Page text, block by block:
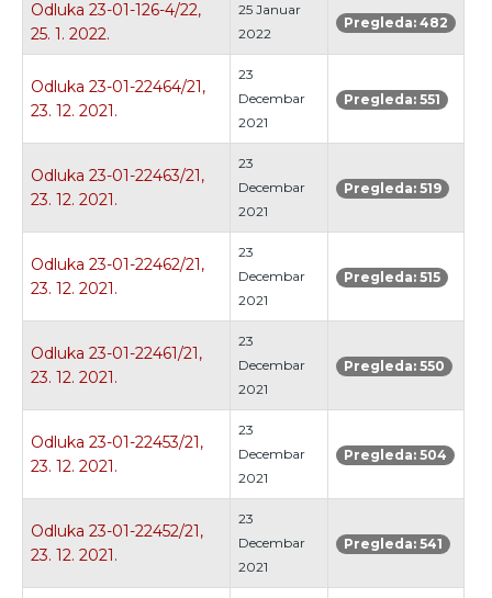
Odluka 23-01-126-4/22,
25. 1. 2022.
25 Januar
2022
Pregleda: 482
Odluka 23-01-22464/21,
23. 12. 2021.
23
Decembar
2021
Pregleda: 551
Odluka 23-01-22463/21,
23. 12. 2021.
23
Decembar
2021
Pregleda: 519
Odluka 23-01-22462/21,
23. 12. 2021.
23
Decembar
2021
Pregleda: 515
Odluka 23-01-22461/21,
23. 12. 2021.
23
Decembar
2021
Pregleda: 550
Odluka 23-01-22453/21,
23. 12. 2021.
23
Decembar
2021
Pregleda: 504
Odluka 23-01-22452/21,
23. 12. 2021.
23
Decembar
2021
Pregleda: 541